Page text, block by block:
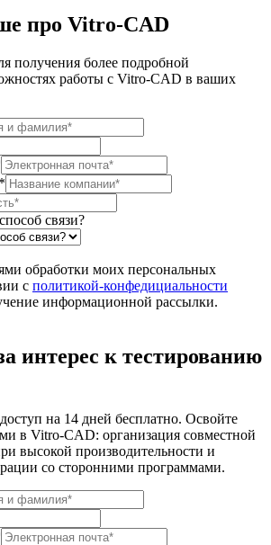
про Vitro-CAD
получения более подробной
работы с Vitro-CAD в ваших
связи?
обработки моих персональных
с политикой-конфедициальности
информационной рассылки.
интерес к тестированию
на 14 дней бесплатно. Освойте
в Vitro-CAD: организация совместной
высокой производительности и
со сторонними программами.